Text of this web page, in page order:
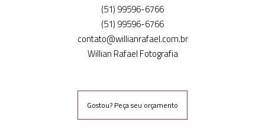
(51) 99596-6766
(51) 99596-6766
contato@willianrafael.com.br
Willian Rafael Fotografia
Gostou? Peça seu orçamento